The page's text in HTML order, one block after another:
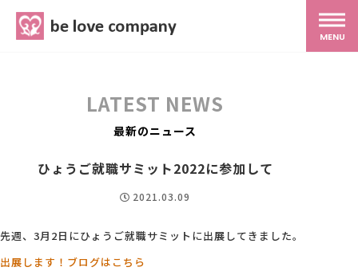
MENU
MG研修
LATEST NEWS
最新のニュース
ひょうご就職サミット2022に参加して
2021.03.09
先週、3月2日にひょうご就職サミットに出展してきました。
出展します！ブログはこちら